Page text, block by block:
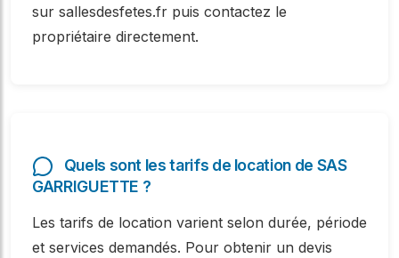
sur sallesdesfetes.fr puis contactez le
propriétaire directement.
Quels sont les tarifs de location de SAS
GARRIGUETTE ?
Les tarifs de location varient selon durée, période
et services demandés. Pour obtenir un devis